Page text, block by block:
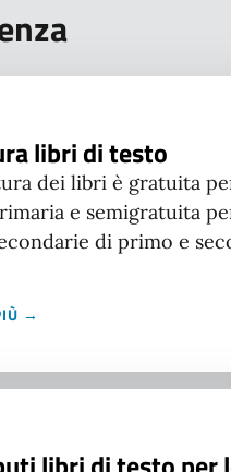
libri di testo
dei libri è gratuita
e semigratuita
di primo e
→